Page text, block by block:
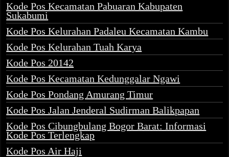
Kode Pos Kecamatan Pabuaran Kabupaten
Sukabumi
Kode Pos Kelurahan Padaleu Kecamatan Kambu
Kode Pos Kelurahan Tuah Karya
Kode Pos 20142
Kode Pos Kecamatan Kedunggalar Ngawi
Kode Pos Pondang Amurang Timur
Kode Pos Jalan Jenderal Sudirman Balikpapan
Kode Pos Cibungbulang Bogor Barat: Informasi
Kode Pos Terlengkap
Kode Pos Air Haji